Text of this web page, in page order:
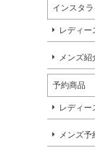
インスタ
レディー
メンズ紹
予約商品
レディー
メンズ